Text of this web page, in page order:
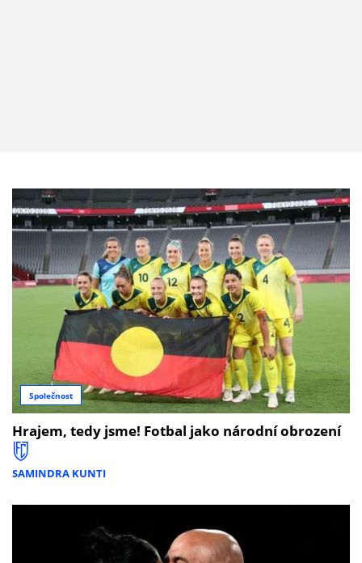
Společnost
Hrajem, tedy jsme! Fotbal jako národní obrození
SAMINDRA KUNTI